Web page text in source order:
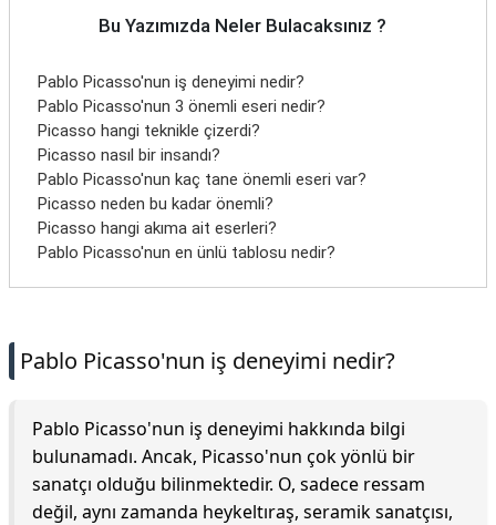
Bu Yazımızda Neler Bulacaksınız ?
Pablo Picasso'nun iş deneyimi nedir?
Pablo Picasso'nun 3 önemli eseri nedir?
Picasso hangi teknikle çizerdi?
Picasso nasıl bir insandı?
Pablo Picasso'nun kaç tane önemli eseri var?
Picasso neden bu kadar önemli?
Picasso hangi akıma ait eserleri?
Pablo Picasso'nun en ünlü tablosu nedir?
Pablo Picasso'nun iş deneyimi nedir?
Pablo Picasso'nun iş deneyimi hakkında bilgi
bulunamadı. Ancak, Picasso'nun çok yönlü bir
sanatçı olduğu bilinmektedir. O, sadece ressam
değil, aynı zamanda heykeltıraş, seramik sanatçısı,